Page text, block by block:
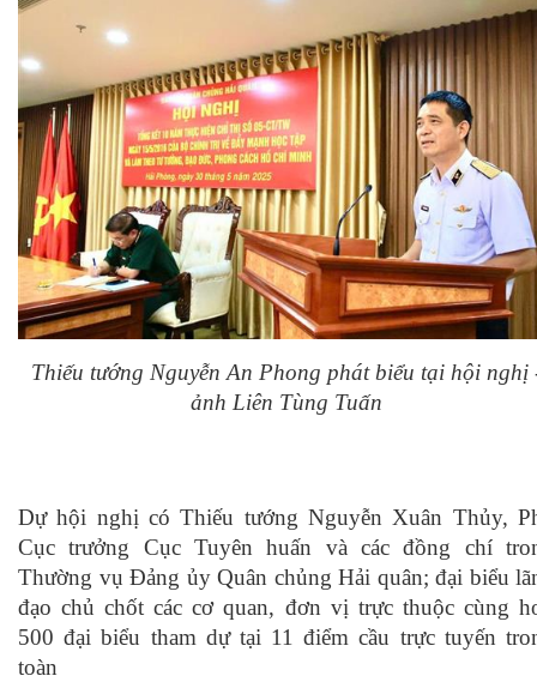
Thiếu tướng Nguyễn An Phong phát biểu tại hội nghị
ảnh Liên Tùng Tuấn
Dự hội nghị có Thiếu tướng Nguyễn Xuân Thủy,
Cục trưởng Cục Tuyên huấn và các đồng chí
Thường vụ Đảng ủy Quân chủng Hải quân; đại biểu
đạo chủ chốt các cơ quan, đơn vị trực thuộc cùng
500 đại biểu tham dự tại 11 điểm cầu trực tuyến
toàn